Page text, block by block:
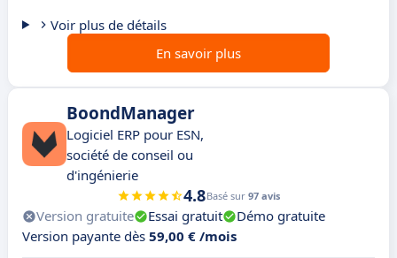
Voir plus de détails
En savoir plus
BoondManager
Logiciel ERP pour ESN,
société de conseil ou
d'ingénierie
4.8Basé sur 97 avis
Version gratuite Essai gratuit
Démo gratuite
Version payante dès 59,00 € /mois